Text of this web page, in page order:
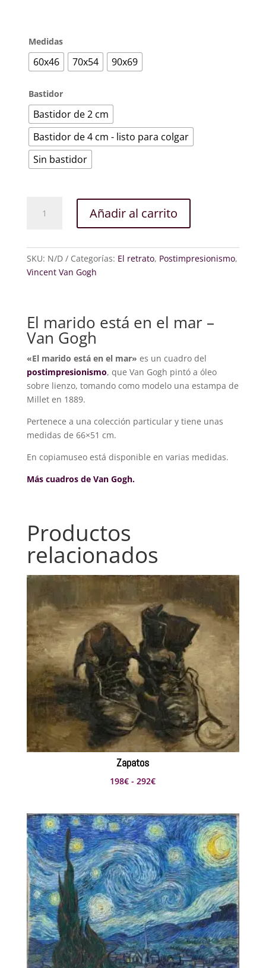
Medidas
60x46 70x54 90x69
Bastidor
Bastidor de 2 cm
Bastidor de 4 cm - listo para colgar
Sin bastidor
marido
el
mar
Añadir al carrito
SKU: N/D Categorías: El retrato, Postimpresionismo,
Vincent Van Gogh
El marido está en el mar –
Van Gogh
«El marido está en el mar» es un cuadro del
postimpresionismo, que Van Gogh pintó a óleo
sobre lienzo, tomando como modelo una estampa de
Millet en 1889.
Pertenece a una colección particular y tiene unas
medidas de 66×51 cm.
En copiamuseo está disponible en varias medidas.
Más cuadros de Van Gogh.
Productos
relacionados
Zapatos
198€ - 292€Rango
precios:
desde
198€
hasta
292€